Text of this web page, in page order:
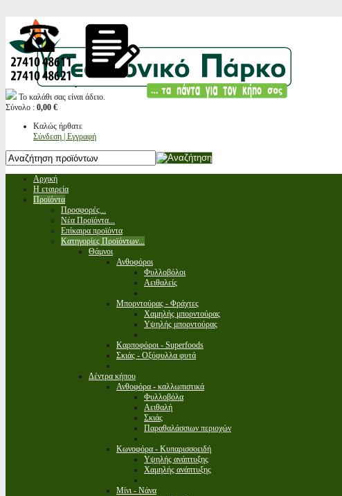
Το καλάθι σας είναι άδειο.
Σύνολο : 0,00 €
Καλώς ήρθατε
Σύνδεση | Εγγραφή
Αρχική
Η εταιρεία
Προϊόντα
Προσφορές...
Νέα Προϊόντα...
Επίκαιρα προϊόντα
Κατηγορίες Προϊόντων...
Θάμνοι
Ανθοφόροι
Φυλλοβόλοι
Αειθαλείς
Μπορντούρας - Φράχτες
Χαμηλής μπορντούρας
Υψηλής μπορντούρας
Καρποφόροι - Superfoods
Σκιάς - Οξύφυλλα φυτά
Δέντρα κήπου
Ανθοφόρα - καλλωπιστικά
Φυλλοβόλα
Αειθαλή
Σκιάς
Παραθαλάσσιων περιοχών
Κωνοφόρα - Κυπαρισσοειδή
Υψηλής ανάπτυξης
Χαμηλής ανάπτυξης
Μίνι - Νάνα